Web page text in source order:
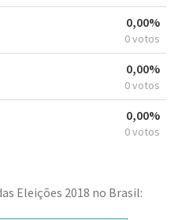
0,00%
0 votos
0,00%
0 votos
0,00%
0 votos
Eleições 2018 no Brasil: